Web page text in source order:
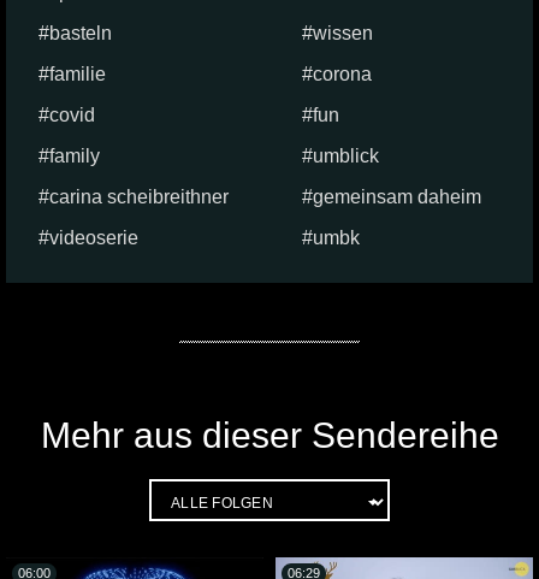
basteln
wissen
familie
corona
covid
fun
family
umblick
carina scheibreithner
gemeinsam daheim
videoserie
umbk
Mehr aus dieser Sendereihe
06:00 06:29